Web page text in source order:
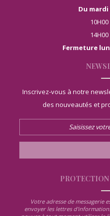
Du
Fermeture
Inscrivez-vous à notre
des nouveautés et
PROTECTION
Votre adresse de messagerie
envoyer les lettres